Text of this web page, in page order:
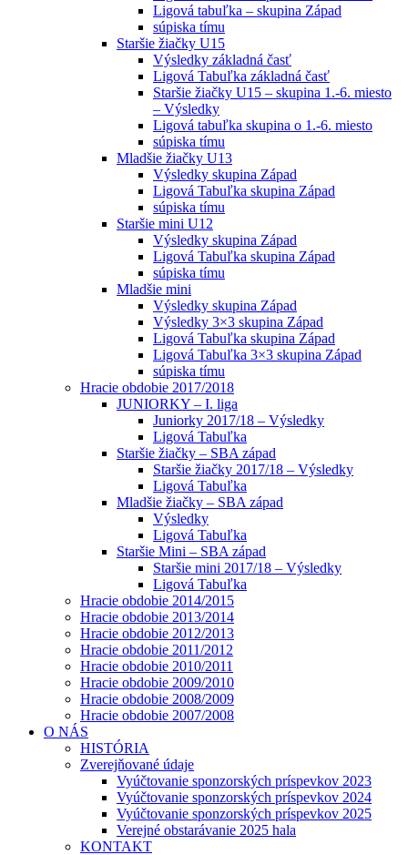
Ligová tabuľka – skupina Západ
súpiska tímu
Staršie žiačky U15
Výsledky základná časť
Ligová Tabuľka základná časť
Staršie žiačky U15 – skupina 1.-6. miesto
– Výsledky
Ligová tabuľka skupina o 1.-6. miesto
súpiska tímu
Mladšie žiačky U13
Výsledky skupina Západ
Ligová Tabuľka skupina Západ
súpiska tímu
Staršie mini U12
Výsledky skupina Západ
Ligová Tabuľka skupina Západ
súpiska tímu
Mladšie mini
Výsledky skupina Západ
Výsledky 3×3 skupina Západ
Ligová Tabuľka skupina Západ
Ligová Tabuľka 3×3 skupina Západ
súpiska tímu
Hracie obdobie 2017/2018
JUNIORKY – I. liga
Juniorky 2017/18 – Výsledky
Ligová Tabuľka
Staršie žiačky – SBA západ
Staršie žiačky 2017/18 – Výsledky
Ligová Tabuľka
Mladšie žiačky – SBA západ
Výsledky
Ligová Tabuľka
Staršie Mini – SBA západ
Staršie mini 2017/18 – Výsledky
Ligová Tabuľka
Hracie obdobie 2014/2015
Hracie obdobie 2013/2014
Hracie obdobie 2012/2013
Hracie obdobie 2011/2012
Hracie obdobie 2010/2011
Hracie obdobie 2009/2010
Hracie obdobie 2008/2009
Hracie obdobie 2007/2008
O NÁS
HISTÓRIA
Zverejňované údaje
Vyúčtovanie sponzorských príspevkov 2023
Vyúčtovanie sponzorských príspevkov 2024
Vyúčtovanie sponzorských príspevkov 2025
Verejné obstarávanie 2025 hala
KONTAKT